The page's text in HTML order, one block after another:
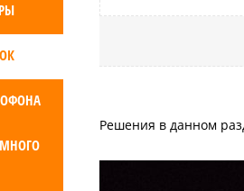
Решения в данном